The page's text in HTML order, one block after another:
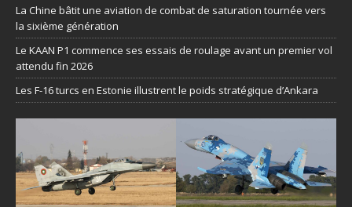
La Chine bâtit une aviation de combat de saturation tournée vers
la sixième génération
Le KAAN P1 commence ses essais de roulage avant un premier vol
attendu fin 2026
Les F-16 turcs en Estonie illustrent le poids stratégique d’Ankara